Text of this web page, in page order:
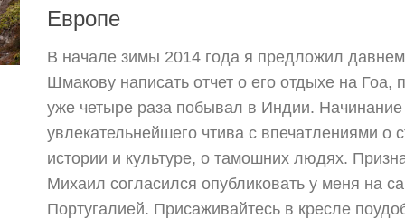
Европе
В начале зимы 2014 года я предложил
Шмакову написать отчет о его отдыхе на Гоа,
уже четыре раза побывал в Индии.
увлекательнейшего чтива с впечатлениями о
истории и культуре, о тамошних людях.
Михаил согласился опубликовать у меня на
Португалией. Присаживайтесь в кресле